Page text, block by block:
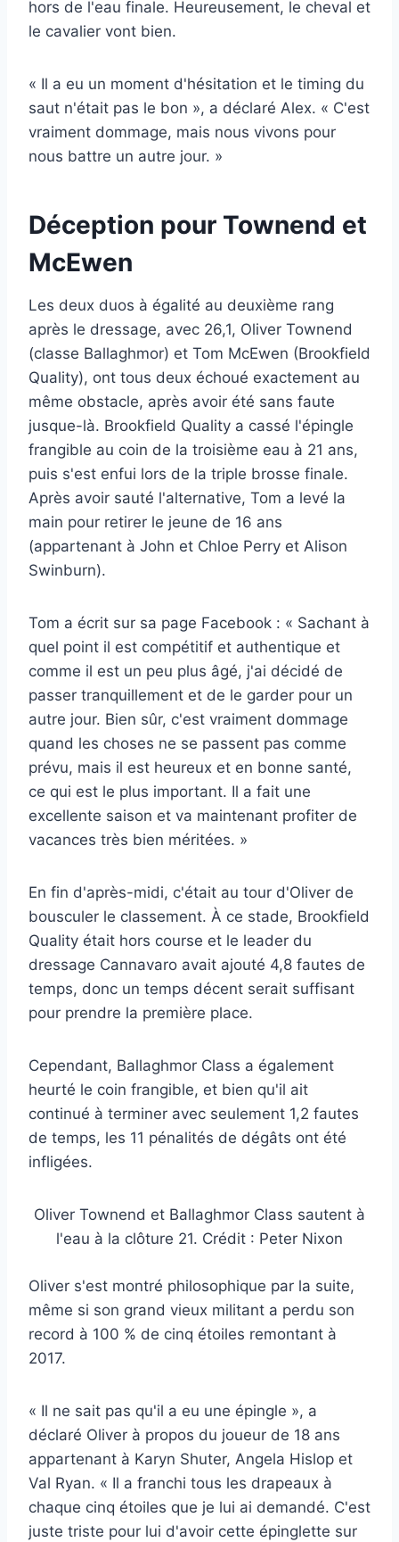
hors de l'eau finale. Heureusement, le cheval et
le cavalier vont bien.
« Il a eu un moment d'hésitation et le timing du
saut n'était pas le bon », a déclaré Alex. « C'est
vraiment dommage, mais nous vivons pour
nous battre un autre jour. »
Déception pour Townend et
McEwen
Les deux duos à égalité au deuxième rang
après le dressage, avec 26,1, Oliver Townend
(classe Ballaghmor) et Tom McEwen (Brookfield
Quality), ont tous deux échoué exactement au
même obstacle, après avoir été sans faute
jusque-là. Brookfield Quality a cassé l'épingle
frangible au coin de la troisième eau à 21 ans,
puis s'est enfui lors de la triple brosse finale.
Après avoir sauté l'alternative, Tom a levé la
main pour retirer le jeune de 16 ans
(appartenant à John et Chloe Perry et Alison
Swinburn).
Tom a écrit sur sa page Facebook : « Sachant à
quel point il est compétitif et authentique et
comme il est un peu plus âgé, j'ai décidé de
passer tranquillement et de le garder pour un
autre jour. Bien sûr, c'est vraiment dommage
quand les choses ne se passent pas comme
prévu, mais il est heureux et en bonne santé,
ce qui est le plus important. Il a fait une
excellente saison et va maintenant profiter de
vacances très bien méritées. »
En fin d'après-midi, c'était au tour d'Oliver de
bousculer le classement. À ce stade, Brookfield
Quality était hors course et le leader du
dressage Cannavaro avait ajouté 4,8 fautes de
temps, donc un temps décent serait suffisant
pour prendre la première place.
Cependant, Ballaghmor Class a également
heurté le coin frangible, et bien qu'il ait
continué à terminer avec seulement 1,2 fautes
de temps, les 11 pénalités de dégâts ont été
infligées.
Oliver Townend et Ballaghmor Class sautent à
l'eau à la clôture 21. Crédit : Peter Nixon
Oliver s'est montré philosophique par la suite,
même si son grand vieux militant a perdu son
record à 100 % de cinq étoiles remontant à
2017.
« Il ne sait pas qu'il a eu une épingle », a
déclaré Oliver à propos du joueur de 18 ans
appartenant à Karyn Shuter, Angela Hislop et
Val Ryan. « Il a franchi tous les drapeaux à
chaque cinq étoiles que je lui ai demandé. C'est
juste triste pour lui d'avoir cette épinglette sur